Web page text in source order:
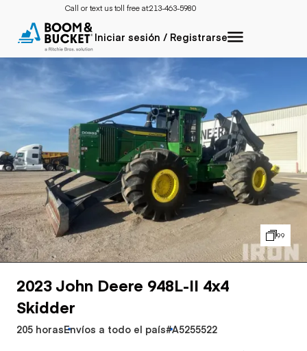
Call or text us toll free at:213-463-5980
Iniciar sesión / Registrarse
99
2023 John Deere 948L-II 4x4
Skidder
205 horasEnvíos a todo el país#A5255522